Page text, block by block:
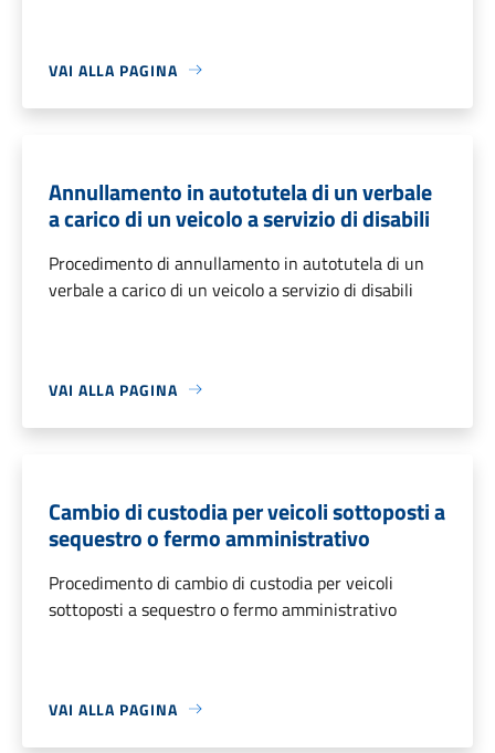
VAI ALLA PAGINA
Annullamento in autotutela di un verbale
a carico di un veicolo a servizio di disabili
Procedimento di annullamento in autotutela di un
verbale a carico di un veicolo a servizio di disabili
VAI ALLA PAGINA
Cambio di custodia per veicoli sottoposti a
sequestro o fermo amministrativo
Procedimento di cambio di custodia per veicoli
sottoposti a sequestro o fermo amministrativo
VAI ALLA PAGINA